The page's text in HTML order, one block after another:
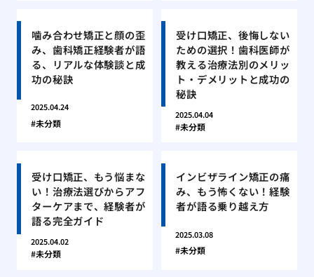
噛み合わせ矯正と顔の歪
み、歯科矯正経験者が語
る、リアルな体験談と成
功の秘訣
2025.04.24
未分類
受け口矯正、後悔しない
ための選択！歯科医師が
教える治療法別のメリッ
ト・デメリットと成功の
秘訣
2025.04.04
未分類
受け口矯正、もう悩まな
い！治療法選びからアフ
ターケアまで、経験者が
語る完全ガイド
2025.04.02
未分類
インビザライン矯正の痛
み、もう怖くない！経験
者が語る乗り越え方
2025.03.08
未分類